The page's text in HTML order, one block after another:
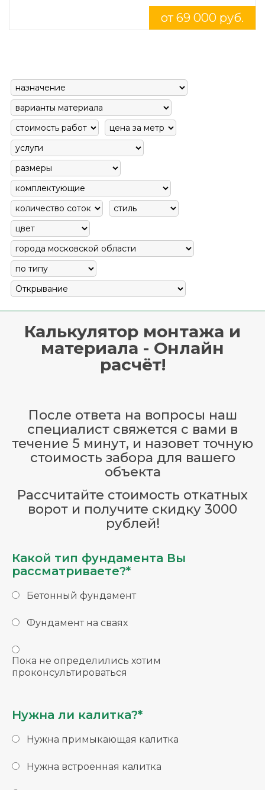
от 69 000 руб.
Калькулятор монтажа и
материала - Онлайн
расчёт!
После ответа на вопросы наш
специалист свяжется с вами в
течение 5 минут, и назовет точную
стоимость забора для вашего
объекта
Рассчитайте стоимость откатных
ворот и получите скидку 3000
рублей!
Какой тип фундамента Вы
рассматриваете?*
Бетонный фундамент
Фундамент на сваях
Пока не определились хотим
проконсультироваться
Нужна ли калитка?*
Нужна примыкающая калитка
Нужна встроенная калитка